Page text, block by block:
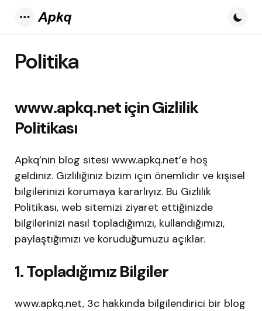
Politika
www.apkq.net için Gizlilik
Politikası
Apkq’nin blog sitesi www.apkq.net’e hoş
geldiniz. Gizliliğiniz bizim için önemlidir ve kişisel
bilgilerinizi korumaya kararlıyız. Bu Gizlilik
Politikası, web sitemizi ziyaret ettiğinizde
bilgilerinizi nasıl topladığımızı, kullandığımızı,
paylaştığımızı ve koruduğumuzu açıklar.
1. Topladığımız Bilgiler
www.apkq.net, 3c hakkında bilgilendirici bir blog